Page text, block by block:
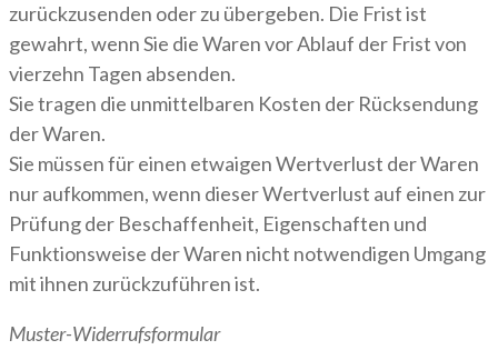
zurückzusenden oder zu übergeben. Die Frist ist
gewahrt, wenn Sie die Waren vor Ablauf der Frist von
vierzehn Tagen absenden.
Sie tragen die unmittelbaren Kosten der Rücksendung
der Waren.
Sie müssen für einen etwaigen Wertverlust der Waren
nur aufkommen, wenn dieser Wertverlust auf einen zur
Prüfung der Beschaffenheit, Eigenschaften und
Funktionsweise der Waren nicht notwendigen Umgang
mit ihnen zurückzuführen ist.
Muster-Widerrufsformular